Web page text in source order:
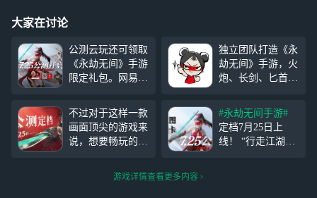
大家在讨论
公测云玩还可领取
《永劫无间》手游
限定礼包。网易云
现一站式畅玩众多
热门游戏，免下
载、不发烫！现在
让我们一起来看下
径教程吧！
独立团队打造《永
劫无间》手游，火
炮、长剑、匕首等
享受自由战斗。每
种武器都有独特特
点，如长剑迅捷，
剑光如织；太刀轻
不过对于这样一款
画面顶尖的游戏来
说，想要畅玩的话
什么办法能让小内
#永劫无间手游#
定档7月25日上
线！ “行走江湖，
游戏详情查看更多内容